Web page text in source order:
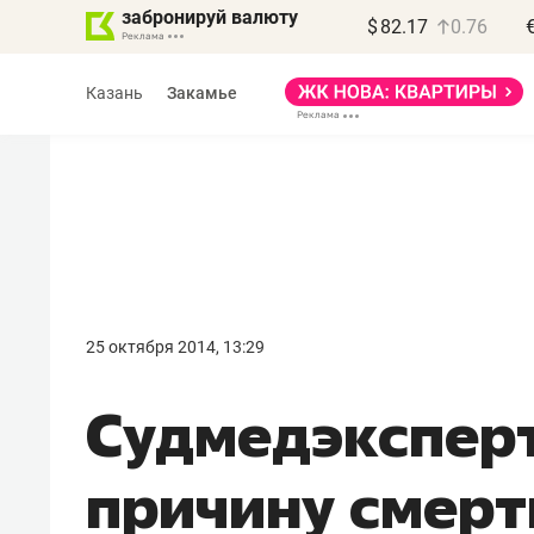
забронируй валюту $ 82.17 0.76
Казань Закамье
25 октября 2014, 13:29
причину
правил, бизнес может
потерять минимум